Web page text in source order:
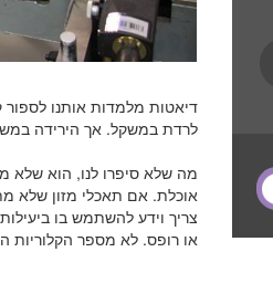
דיאטות מלמדות אותנו לספור
לרדת במשקל. אך הירידה
מה שלא סיפרו לנו, הוא שלא
אוכלת. אם תאכלי מזון שלא
צריך וידע להשתמש בו
או רופס. לא מספר